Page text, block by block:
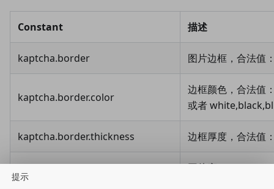
Constant 描述
kaptcha.border 图片边框，合法值
kaptcha.border.color
边框颜色，合法值
或者
kaptcha.border.thickness 边框厚度，合法值
kaptcha.image.width 图片宽
提示